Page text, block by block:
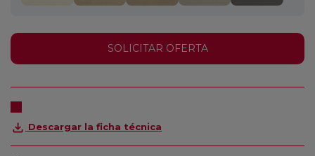
SOLICITAR OFERTA
Descargar la ficha técnica